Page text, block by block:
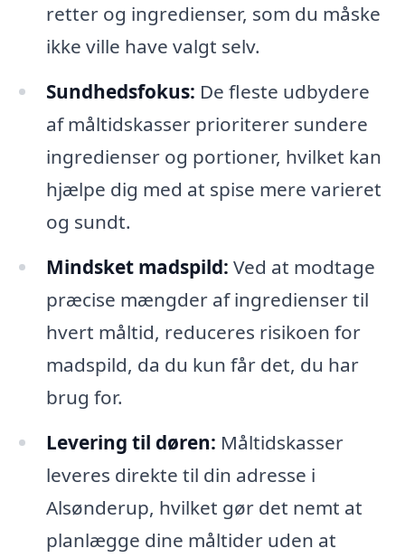
retter og ingredienser, som du måske
ikke ville have valgt selv.
Sundhedsfokus: De fleste udbydere
af måltidskasser prioriterer sundere
ingredienser og portioner, hvilket kan
hjælpe dig med at spise mere varieret
og sundt.
Mindsket madspild: Ved at modtage
præcise mængder af ingredienser til
hvert måltid, reduceres risikoen for
madspild, da du kun får det, du har
brug for.
Levering til døren: Måltidskasser
leveres direkte til din adresse i
Alsønderup, hvilket gør det nemt at
planlægge dine måltider uden at